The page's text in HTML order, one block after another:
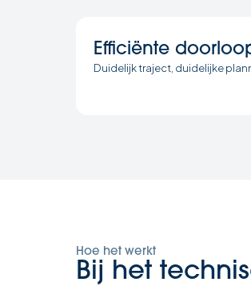
Efficiënte
Duidelijk traject, duidelijke
Hoe het werkt
Bij het